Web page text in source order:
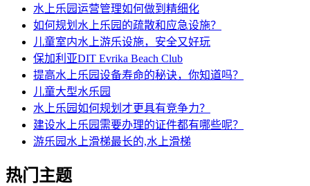
水上乐园运营管理如何做到精细化
如何规划水上乐园的疏散和应急设施？
儿童室内水上游乐设施，安全又好玩
保加利亚DIT Evrika Beach Club
提高水上乐园设备寿命的秘诀，你知道吗？
儿童大型水乐园
水上乐园如何规划才更具有竞争力？
建设水上乐园需要办理的证件都有哪些呢？
游乐园水上滑梯最长的,水上滑梯
热门主题